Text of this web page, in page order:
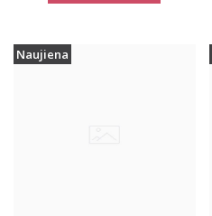
Naujiena